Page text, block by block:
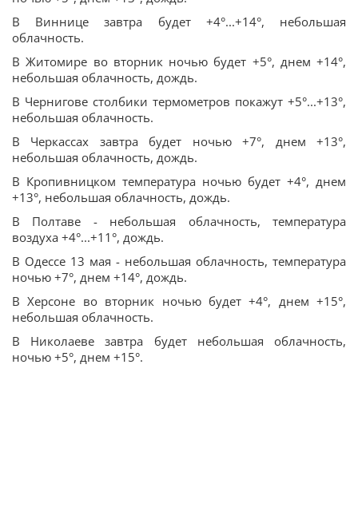
В Виннице завтра будет +4°...+14°, небольшая
облачность.
В Житомире во вторник ночью будет +5°, днем +14°,
небольшая облачность, дождь.
В Чернигове столбики термометров покажут +5°...+13°,
небольшая облачность.
В Черкассах завтра будет ночью +7°, днем +13°,
небольшая облачность, дождь.
В Кропивницком температура ночью будет +4°, днем
+13°, небольшая облачность, дождь.
В Полтаве - небольшая облачность, температура
воздуха +4°...+11°, дождь.
В Одессе 13 мая - небольшая облачность, температура
ночью +7°, днем +14°, дождь.
В Херсоне во вторник ночью будет +4°, днем +15°,
небольшая облачность.
В Николаеве завтра будет небольшая облачность,
ночью +5°, днем +15°.